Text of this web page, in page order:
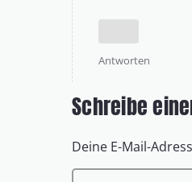
Antworten
Schreibe
Deine E-Mail-